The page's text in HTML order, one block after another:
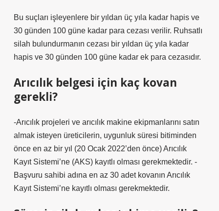
Bu suçları işleyenlere bir yıldan üç yıla kadar hapis ve
30 günden 100 güne kadar para cezası verilir. Ruhsatlı
silah bulundurmanın cezası bir yıldan üç yıla kadar
hapis ve 30 günden 100 güne kadar ek para cezasıdır.
Arıcılık belgesi için kaç kovan
gerekli?
-Arıcılık projeleri ve arıcılık makine ekipmanlarını satın
almak isteyen üreticilerin, uygunluk süresi bitiminden
önce en az bir yıl (20 Ocak 2022’den önce) Arıcılık
Kayıt Sistemi’ne (AKS) kayıtlı olması gerekmektedir. -
Başvuru sahibi adına en az 30 adet kovanın Arıcılık
Kayıt Sistemi’ne kayıtlı olması gerekmektedir.